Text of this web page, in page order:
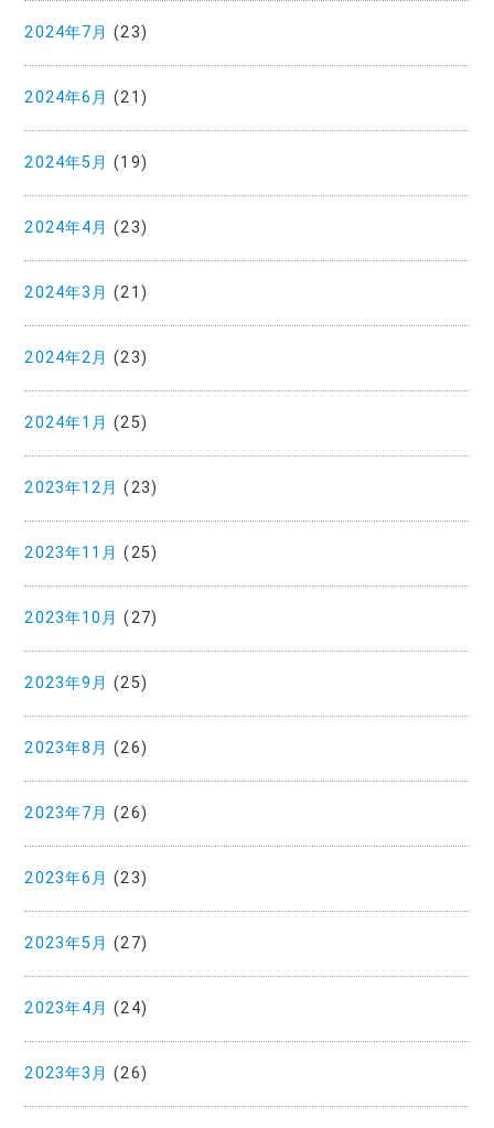
2024年7月 (23)
2024年6月 (21)
2024年5月 (19)
2024年4月 (23)
2024年3月 (21)
2024年2月 (23)
2024年1月 (25)
2023年12月 (23)
2023年11月 (25)
2023年10月 (27)
2023年9月 (25)
2023年8月 (26)
2023年7月 (26)
2023年6月 (23)
2023年5月 (27)
2023年4月 (24)
2023年3月 (26)